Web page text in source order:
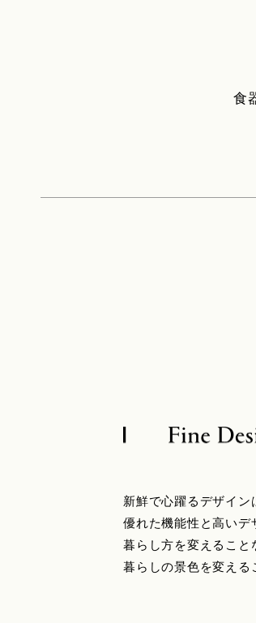
食
新鮮で心躍るデザイン
優れた機能性と高いデ
暮らし方を変えること
暮らしの景色を変える